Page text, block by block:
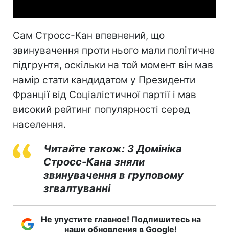
Сам Стросс-Кан впевнений, що
звинувачення проти нього мали політичне
підгрунтя, оскільки на той момент він мав
намір стати кандидатом у Президенти
Франції від Соціалістичної партії і мав
високий рейтинг популярності серед
населення.
Читайте також: З Домініка
Стросс-Кана зняли
звинувачення в груповому
згвалтуванні
Не упустите главное! Подпишитесь на
наши обновления в Google!